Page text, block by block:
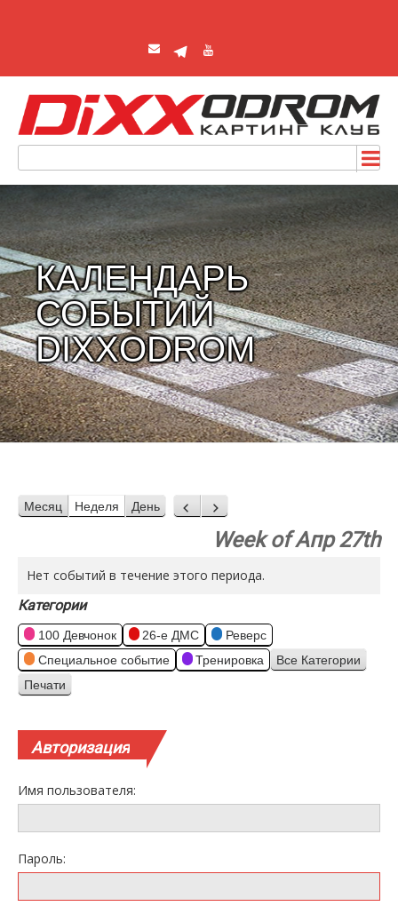
КАЛЕНДАРЬ
СОБЫТИЙ
DIXXODROM
Месяц Неделя День Назад
Вперед
Week of Апр 27th
Нет событий в течение этого периода.
Категории
100 Девчонок 26-е ДМС
Реверс
Специальное событие
Тренировка Все Категории
Просмотр
Печати
Авторизация
Имя пользователя:
Пароль: